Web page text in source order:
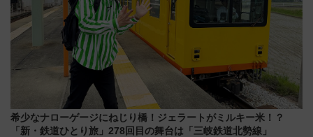
希少なナローゲージにねじり橋！ジェラートがミルキー米！？
「新・鉄道ひとり旅」278回目の舞台は「三岐鉄道北勢線」